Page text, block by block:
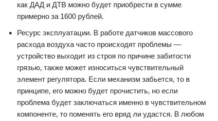
как ДАД и ДТВ можно будет приобрести в сумме
примерно за 1600 рублей.
Ресурс эксплуатации. В работе датчиков массового
расхода воздуха часто происходят проблемы —
устройство выходит из строя по причине забитости
грязью, также может износиться чувствительный
элемент регулятора. Если механизм забьется, то в
принципе, его можно будет прочистить, но если
проблема будет заключаться именно в чувствительном
компоненте, то поменять его вряд ли удастся. В любом